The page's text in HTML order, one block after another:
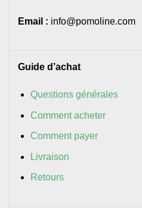
Email : info@pomoline.com
Guide d’achat
Questions générales
Comment acheter
Comment payer
Livraison
Retours